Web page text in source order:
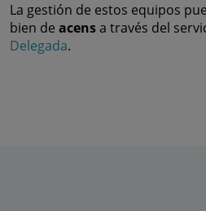
La gestión de estos equipos
bien de acensa través del
Delegada.